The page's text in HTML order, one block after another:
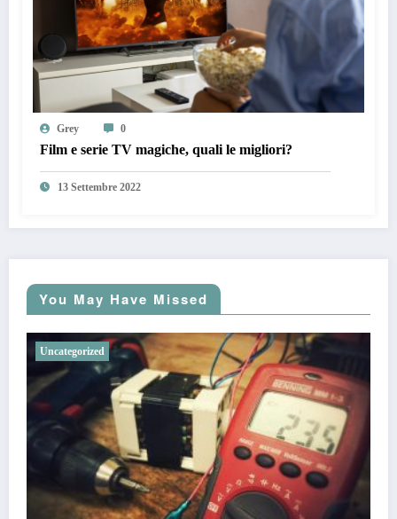
Grey 0
Film e serie TV magiche, quali le migliori?
13 Settembre 2022
You May Have Missed
Uncategorized